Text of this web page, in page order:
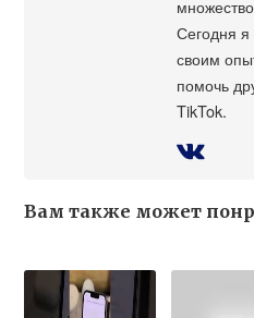
Сегодня
своим
помочь
TikTok.
Вам также может